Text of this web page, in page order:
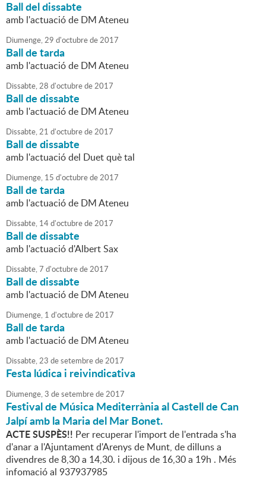
Ball del dissabte
amb l'actuació de DM Ateneu
Diumenge,29 d'octubrede2017
Ball de tarda
amb l'actuació de DM Ateneu
Dissabte,28 d'octubrede2017
Ball de dissabte
amb l'actuació de DM Ateneu
Dissabte,21 d'octubrede2017
Ball de dissabte
amb l'actuació del Duet què tal
Diumenge, 15 d'octubrede2017
Ball de tarda
amb l'actuació de DM Ateneu
Dissabte, 14d'octubrede2017
Ball de dissabte
amb l'actuació d'Albert Sax
Dissabte,7 d'octubrede2017
Ball de dissabte
amb l'actuació de DM Ateneu
Diumenge, 1 d'octubrede2017
Ball de tarda
amb l'actuació de DM Ateneu
Dissabte,23 desetembrede2017
Festa lúdica i reivindicativa
Diumenge,3 desetembrede2017
Festival de Música Mediterrània al Castell de Can
Jalpí amb la Maria del Mar Bonet.
ACTE SUSPÈS!! Per recuperar l'import de l'entrada s'ha
d'anar a l'Ajuntament d'Arenys de Munt, de dilluns a
divendres de 8,30 a 14,30. i dijous de 16,30 a 19h . Més
infomació al 937937985